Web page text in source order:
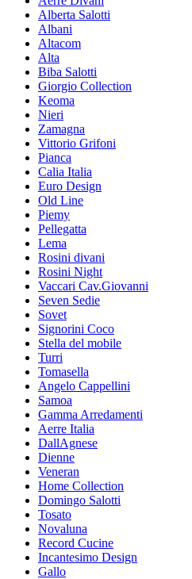
Alberta Salotti
Albani
Altacom
Alta
Biba Salotti
Giorgio Collection
Keoma
Nieri
Zamagna
Vittorio Grifoni
Pianca
Calia Italia
Euro Design
Old Line
Piemy
Pellegatta
Lema
Rosini divani
Rosini Night
Vaccari Cav.Giovanni
Seven Sedie
Sovet
Signorini Coco
Stella del mobile
Turri
Tomasella
Angelo Cappellini
Samoa
Gamma Arredamenti
Aerre Italia
DallAgnese
Dienne
Veneran
Home Collection
Domingo Salotti
Tosato
Novaluna
Record Cucine
Incantesimo Design
Gallo